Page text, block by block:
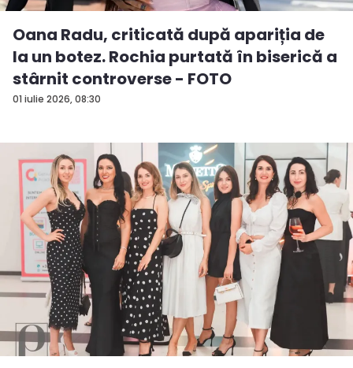
01 iulie 2026, 08:30
Oana Radu, criticată după apariția de
la un botez. Rochia purtată în biserică a
stârnit controverse - FOTO